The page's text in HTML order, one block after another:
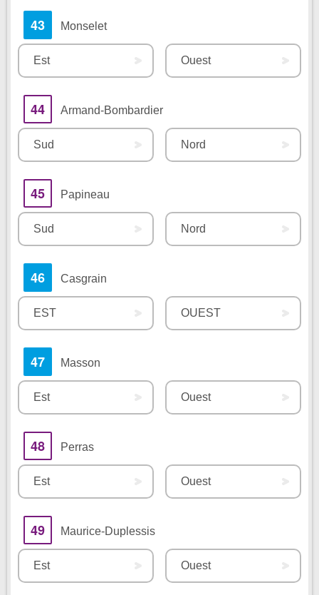
43 Monselet
Est Ouest
44 Armand-Bombardier
Sud Nord
45 Papineau
Sud Nord
46 Casgrain
EST OUEST
47 Masson
Est Ouest
48 Perras
Est Ouest
49 Maurice-Duplessis
Est Ouest